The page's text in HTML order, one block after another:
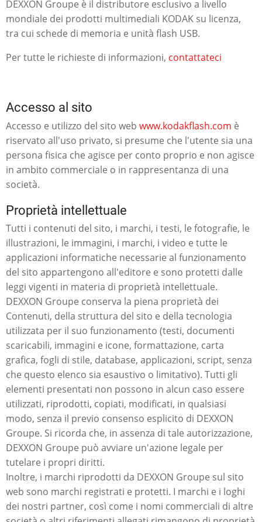
DEXXON Groupe è il distributore esclusivo a livello
mondiale dei prodotti multimediali KODAK su licenza,
tra cui schede di memoria e unità flash USB.
Per tutte le richieste di informazioni, contattateci
Accesso al sito
Accesso e utilizzo del sito web www.kodakflash.com è
riservato all'uso privato, si presume che l'utente sia una
persona fisica che agisce per conto proprio e non agisce
in ambito commerciale o in rappresentanza di una
società.
Proprietà intellettuale
Tutti i contenuti del sito, i marchi, i testi, le fotografie, le
illustrazioni, le immagini, i marchi, i video e tutte le
applicazioni informatiche necessarie al funzionamento
del sito appartengono all'editore e sono protetti dalle
leggi vigenti in materia di proprietà intellettuale.
DEXXON Groupe conserva la piena proprietà dei
Contenuti, della struttura del sito e della tecnologia
utilizzata per il suo funzionamento (testi, documenti
scaricabili, immagini e icone, formattazione, carta
grafica, fogli di stile, database, applicazioni, script, senza
che questo elenco sia esaustivo o limitativo). Tutti gli
elementi presentati non possono in alcun caso essere
utilizzati, riprodotti, copiati, modificati, in qualsiasi
modo, senza il previo consenso esplicito di DEXXON
Groupe. Si ricorda che, in assenza di tale autorizzazione,
DEXXON Groupe può avviare un'azione legale per
tutelare i propri diritti.
Inoltre, i marchi riprodotti da DEXXON Groupe sul sito
web sono marchi registrati e protetti. I marchi e i loghi
dei nostri partner, così come i nomi commerciali di altre